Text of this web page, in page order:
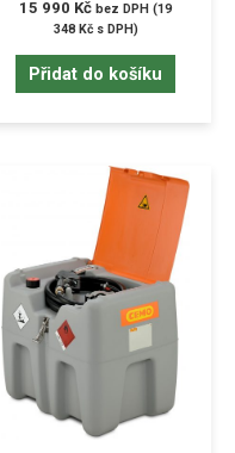
15 990 Kč bez DPH (19
348 Kčs DPH)
Přidat do košíku